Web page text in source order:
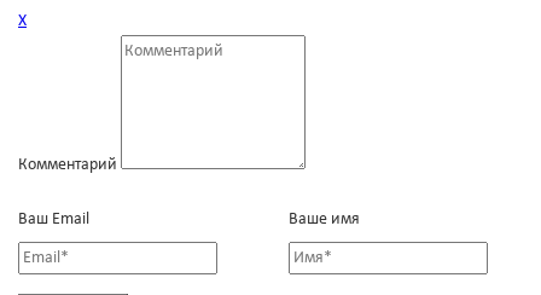
Х
Комментарий
Ваш Email Ваше имя